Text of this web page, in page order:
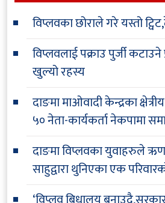
विप्लवका छोराले गरे यस्तो
विप्लवलाई पक्राउ पुर्जी
खुल्यो रहस्य
दाङमा माओवादी केन्द्रका
५० नेता-कार्यकर्ता नेकपामा
दाङमा विप्लवका युवाहरुले
साहुद्वारा थुनिएका एक